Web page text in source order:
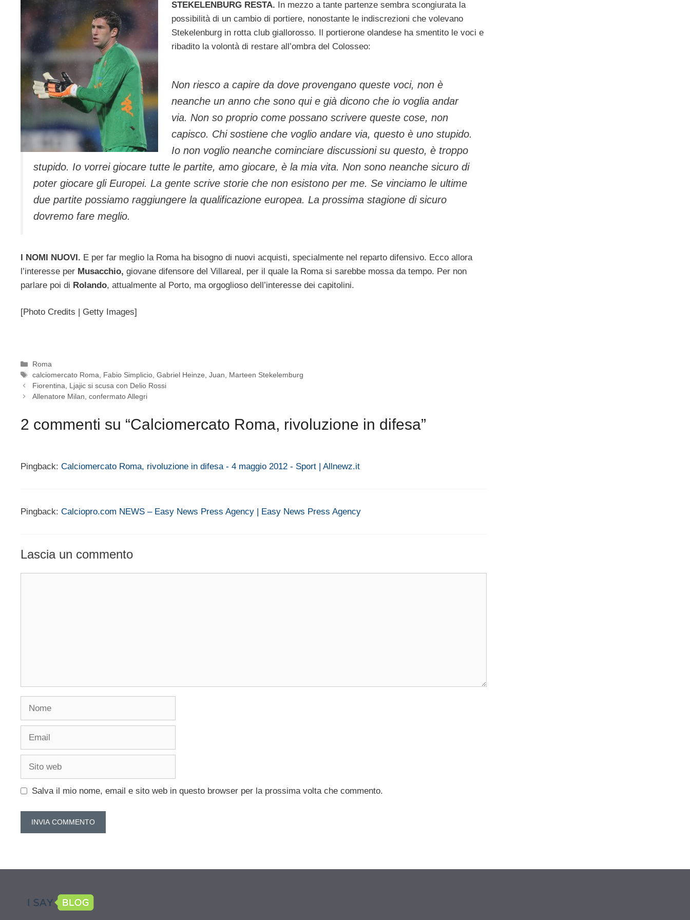
STEKELENBURG RESTA. In mezzo a tante partenze sembra scongiurata la
possibilità di un cambio di portiere, nonostante le indiscrezioni che volevano
Stekelenburg in rotta club giallorosso. Il portierone olandese ha smentito le voci e
ribadito la volontà di restare all’ombra del Colosseo:
Non riesco a capire da dove provengano queste voci, non è
neanche un anno che sono qui e già dicono che io voglia andar
via. Non so proprio come possano scrivere queste cose, non
capisco. Chi sostiene che voglio andare via, questo è uno stupido.
Io non voglio neanche cominciare discussioni su questo, è troppo
stupido. Io vorrei giocare tutte le partite, amo giocare, è la mia vita. Non sono neanche sicuro di
poter giocare gli Europei. La gente scrive storie che non esistono per me. Se vinciamo le ultime
due partite possiamo raggiungere la qualificazione europea. La prossima stagione di sicuro
dovremo fare meglio.
I NOMI NUOVI. E per far meglio la Roma ha bisogno di nuovi acquisti, specialmente nel reparto difensivo. Ecco allora
l’interesse per Musacchio, giovane difensore del Villareal, per il quale la Roma si sarebbe mossa da tempo. Per non
parlare poi di Rolando, attualmente al Porto, ma orgoglioso dell’interesse dei capitolini.
[Photo Credits | Getty Images]
Categorie
Roma
Tag
calciomercato Roma, Fabio Simplicio,Gabriel Heinze,Juan, Marteen Stekelemburg
Fiorentina, Ljajic si scusa con Delio Rossi
Allenatore Milan, confermato Allegri
2 commenti su “Calciomercato Roma, rivoluzione in difesa”
Pingback: Calciomercato Roma, rivoluzione in difesa - 4 maggio 2012 - Sport | Allnewz.it
Pingback: Calciopro.com NEWS – Easy News Press Agency | Easy News Press Agency
Lascia un commento
Nome
Email
Sito
Salva il mio nome, email e sito web in questo browser per la prossima volta che commento.